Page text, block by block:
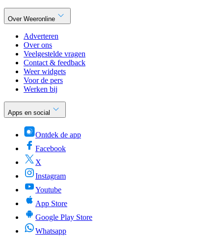
Over Weeronline
Adverteren
Over ons
Veelgestelde vragen
Contact & feedback
Weer widgets
Voor de pers
Werken bij
Apps en social
Ontdek de app
Facebook
X
Instagram
Youtube
App Store
Google Play Store
Whatsapp